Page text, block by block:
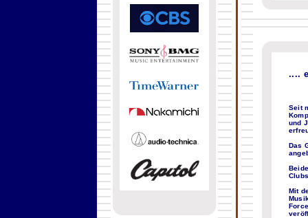
....
Seit
und
Das
Mit